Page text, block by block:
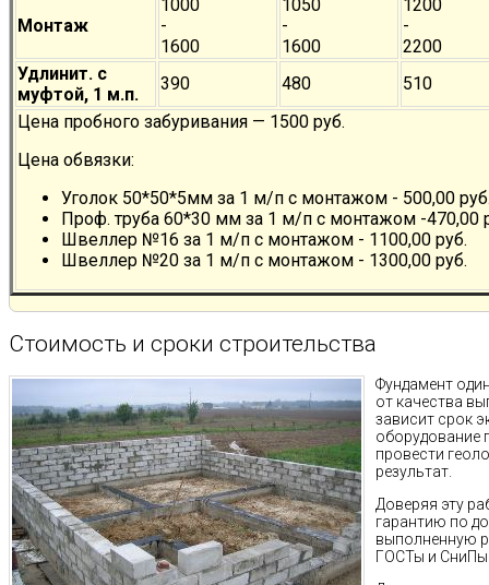
Монтаж
1000
-
1600
1050
-
1600
1200
-
2200
Удлинит. с
муфтой, 1 м.п.
390 480
510
Цена пробного забуривания — 1500 руб.
Цена обвязки:
Уголок 50*50*5мм за 1 м/п с монтажом - 500,00
Проф. труба 60*30 мм за 1 м/п с монтажом -470,00
Швеллер №16 за 1 м/п с монтажом - 1100,00 руб.
Швеллер №20 за 1 м/п с монтажом - 1300,00 руб.
Стоимость и сроки строительства
Фундамент
от качества
зависит срок
оборудование
провести
результат.
Доверяя эту
гарантию по
выполненную
ГОСТы и